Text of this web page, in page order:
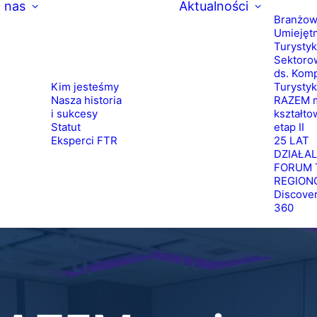
nas
Kim jesteśmy
Nasza historia
i sukcesy
Statut
Eksperci FTR
Aktualności
ds.
RAZEM
etap II
25 LAT
FORUM
360